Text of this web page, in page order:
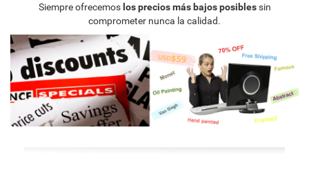
Siempre ofrecemos los precios más bajos posiblessin
comprometer nunca la calidad.